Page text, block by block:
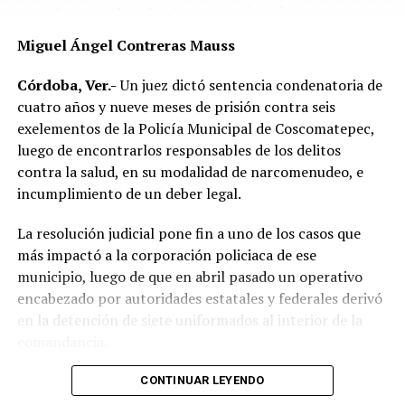
Las autoridades exhortaron a los automovilistas y
motociclistas a conducir con precaución, respetar los
límites de velocidad y aumentar la distancia de
seguridad entre vehículos, especialmente durante la
temporada de lluvias, cuando el riesgo de accidentes se
incrementa en las carreteras de la región.
La circulación en la zona se vio afectada por algunos
minutos mientras se realizaban las labores de auxilio y el
levantamiento de indicios por parte de las autoridades.
Posteriormente, el tránsito fue restablecido de manera
normal.
Miguel Ángel Contreras Mauss
Córdoba, Ver.-Un juez dictó sentencia condenatoria de
cuatro años y nueve meses de prisión contra seis
exelementos de la Policía Municipal de Coscomatepec,
luego de encontrarlos responsables de los delitos
contra la salud, en su modalidad de narcomenudeo, e
incumplimiento de un deber legal.
La resolución judicial pone fin a uno de los casos que
más impactó a la corporación policiaca de ese
municipio, luego de que en abril pasado un operativo
encabezado por autoridades estatales y federales derivó
en la detención de siete uniformados al interior de la
La intervención se realizó el 10 de abril mediante un
CONTINUAR LEYENDO